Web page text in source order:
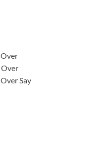
Over
Over
Say